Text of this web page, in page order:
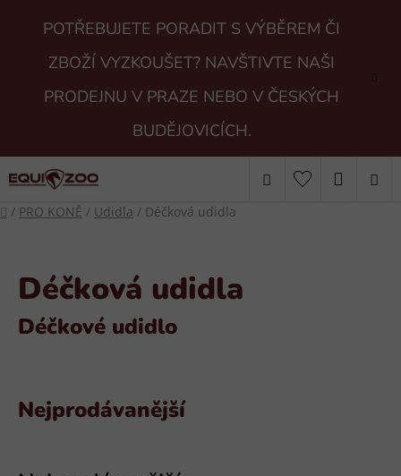
POTŘEBUJETE PORADIT S VÝBĚREM ČI
ZBOŽÍ VYZKOUŠET? NAVŠTIVTE NAŠI
PRODEJNU V PRAZE NEBO V ČESKÝCH
BUDĚJOVICÍCH.
Hledat
Domů
/ PRO KONĚ / Udidla / Déčková udidla
Déčková udidla
Déčkové udidlo
Nejprodávanější